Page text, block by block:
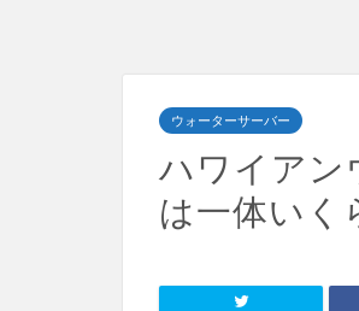
ウォーターサーバー
ハワイアン
は一体いく